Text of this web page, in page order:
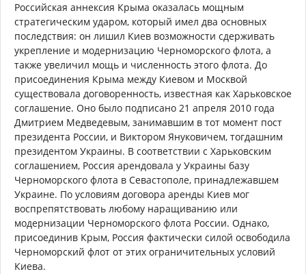
Российская аннексия Крыма оказалась мощным
стратегическим ударом, который имел два основных
последствия: он лишил Киев возможности сдерживать
укрепление и модернизацию Черноморского флота, а
также увеличил мощь и численность этого флота. До
присоединения Крыма между Киевом и Москвой
существовала договоренность, известная как Харьковское
соглашение. Оно было подписано 21 апреля 2010 года
Дмитрием Медведевым, занимавшим в тот момент пост
президента России, и Виктором Януковичем, тогдашним
президентом Украины. В соответствии с Харьковским
соглашением, Россия арендовала у Украины базу
Черноморского флота в Севастополе, принадлежавшем
Украине. По условиям договора аренды Киев мог
воспрепятствовать любому наращиванию или
модернизации Черноморского флота России. Однако,
присоединив Крым, Россия фактически силой освободила
Черноморский флот от этих ограничительных условий
Киева.